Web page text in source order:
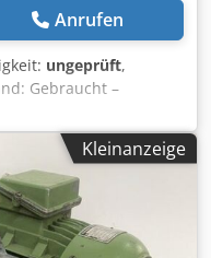
Anrufen
ungeprüft,
Gebraucht –
Maschine:
– TECHNO F –
einen
uns. Codev Du Ulopfx
Kleinanzeige